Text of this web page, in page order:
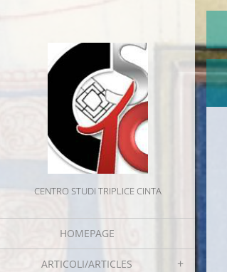
CENTRO STUDI TRIPLICE CINTA
HOMEPAGE
ARTICOLI/ARTICLES